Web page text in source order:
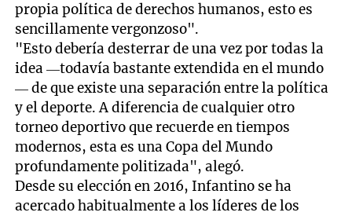
propia política de derechos humanos, esto es
sencillamente vergonzoso".
"Esto debería desterrar de una vez por todas la
idea —todavía bastante extendida en el mundo
— de que existe una separación entre la política
y el deporte. A diferencia de cualquier otro
torneo deportivo que recuerde en tiempos
modernos, esta es una Copa del Mundo
profundamente politizada", alegó.
Desde su elección en 2016, Infantino se ha
acercado habitualmente a los líderes de los